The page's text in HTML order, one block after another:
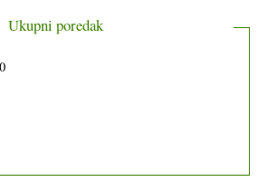
Ukupni poredak